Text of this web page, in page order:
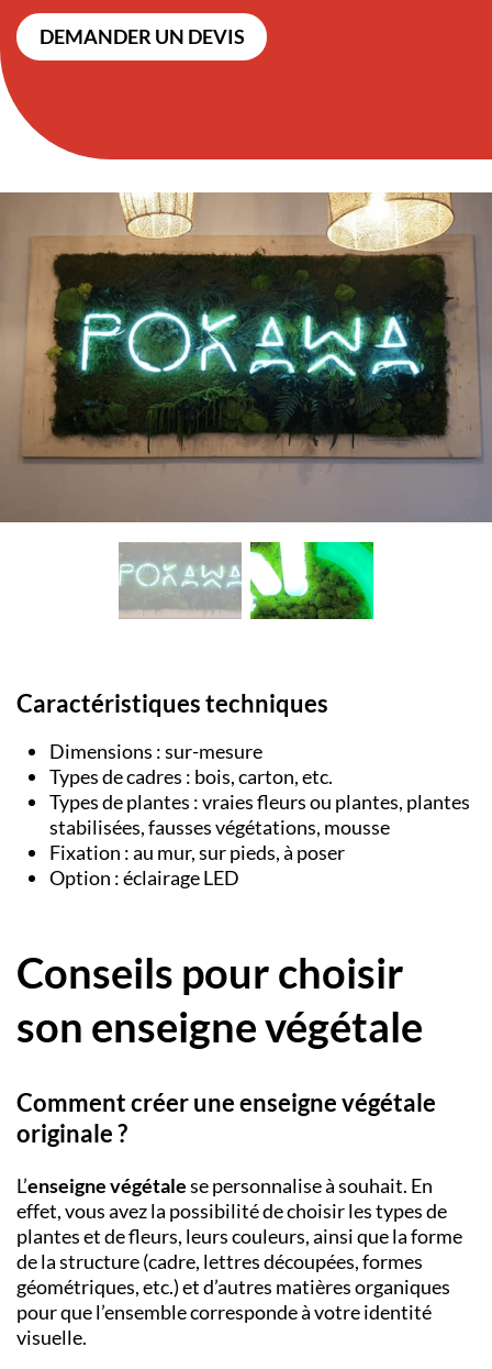
DEMANDER UN DEVIS
Caractéristiques techniques
Dimensions : sur-mesure
Types de cadres : bois, carton, etc.
Types de plantes : vraies fleurs ou plantes, plantes
stabilisées, fausses végétations, mousse
Fixation : au mur, sur pieds, à poser
Option : éclairage LED
Conseils pour choisir
son enseigne végétale
Comment créer une enseigne végétale
originale ?
L’enseigne végétalese personnalise à souhait. En
effet, vous avez la possibilité de choisir les types de
plantes et de fleurs, leurs couleurs, ainsi que la forme
de la structure (cadre, lettres découpées, formes
géométriques, etc.) et d’autres matières organiques
pour que l’ensemble corresponde à votre identité
visuelle.